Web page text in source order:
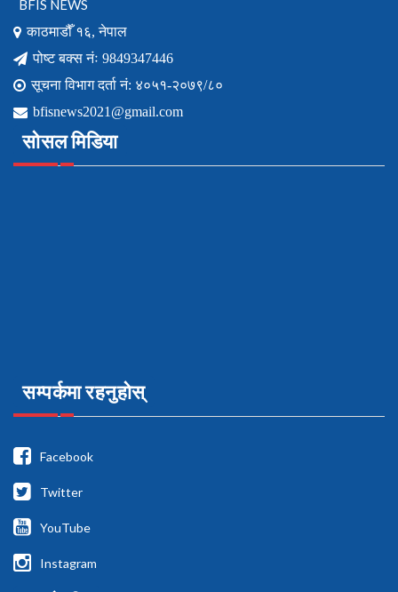
BFIS NEWS
काठमाडौँ १६, नेपाल
पोष्ट बक्स नंः 9849347446
सूचना विभाग दर्ता नं: ४०५१-२०७९/८०
bfisnews2021@gmail.com
सोसल मिडिया
सम्पर्कमा रहनुहोस्
Facebook
Twitter
YouTube
Instagram